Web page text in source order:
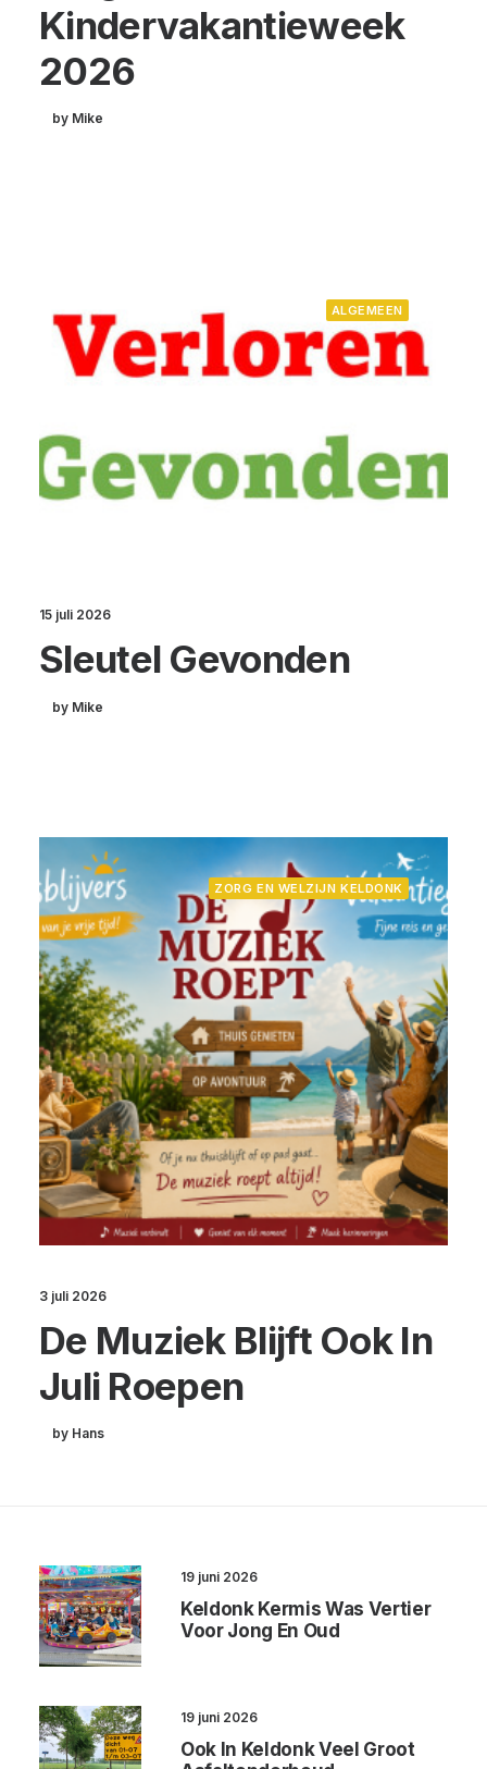
Kindervakantieweek
2026
by Mike
ALGEMEEN
15 juli 2026
Sleutel Gevonden
by Mike
ZORG EN WELZIJN KELDONK
3 juli 2026
De Muziek Blijft Ook In
Juli Roepen
by Hans
19 juni 2026
Keldonk Kermis Was Vertier
Voor Jong En Oud
19 juni 2026
Ook In Keldonk Veel Groot